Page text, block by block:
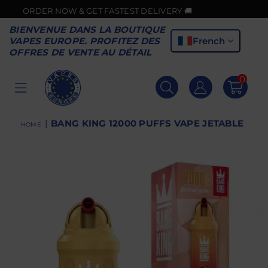
NOW & GET FASTEST DELIVERY 🚚
BIENVENUE DANS LA BOUTIQUE
VAPES EUROPE. PROFITEZ DES
OFFRES DE VENTE AU DÉTAIL
French
VAPES
EUROPE
0
HOME | BANG KING 12000 PUFFS VAPE JETABLE